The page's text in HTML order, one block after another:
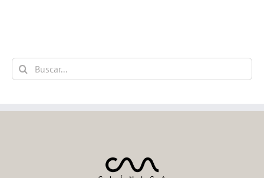
Buscar: